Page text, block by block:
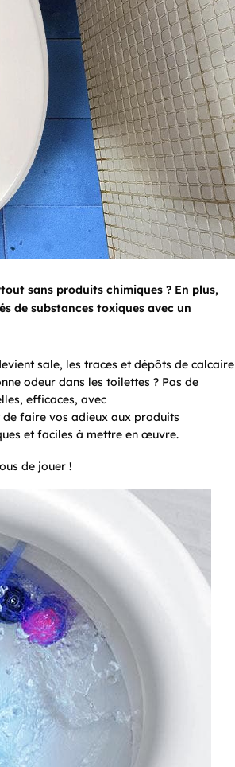
sans produits chimiques ? En plus,
de substances toxiques avec un
sale, les traces et dépôts de calcaire
odeur dans les toilettes ? Pas de
efficaces, avec
de faire vos adieux aux produits
et faciles à mettre en œuvre.
de jouer !